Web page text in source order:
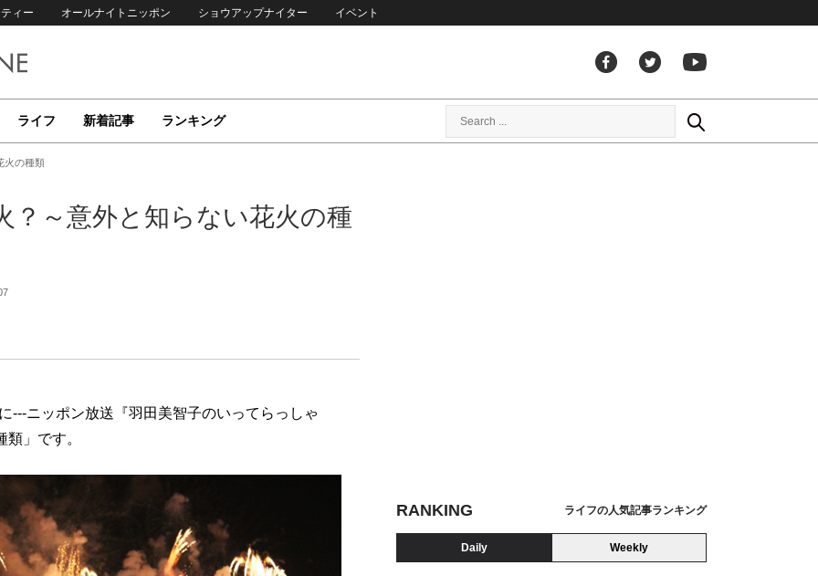
ィー オールナイトニッポン ショウアップナイター イベント
ライフ 新着記事 ランキング
火の種類
？～意外と知らない花火の種
---ニッポン放送『羽田美智子のいってらっしゃ
」です。
RANKING ライフの人気記事ランキング
Daily Weekly